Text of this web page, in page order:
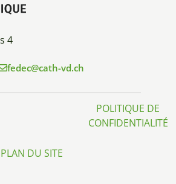
4
fedec@cath-vd.ch
PLAN DU SITE
POLITIQUE DE
CONFIDENTIALITÉ